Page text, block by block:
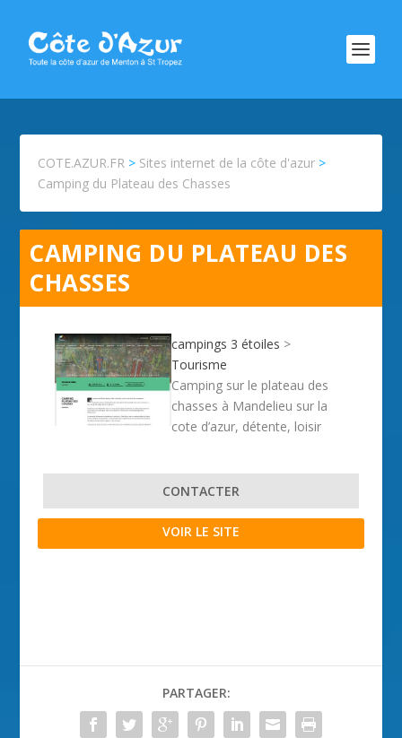
COTE.AZUR.FR > Sites internet de la côte d'azur >
Camping du Plateau des Chasses
CAMPING DU PLATEAU DES
CHASSES
campings 3 étoiles >
Tourisme
Camping sur le plateau des
chasses à Mandelieu sur la
cote d’azur, détente, loisir
CONTACTER
VOIR LE SITE
PARTAGER: